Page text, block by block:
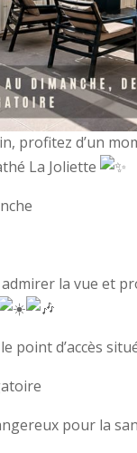
profitez d’un
La Joliette
la vue et
point d’accès
pour la